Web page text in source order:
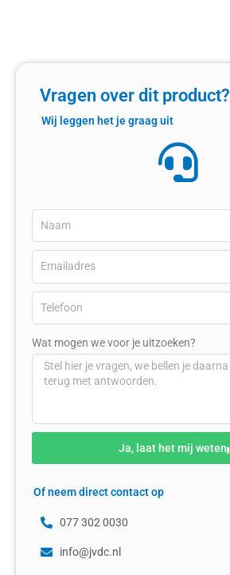
Vragen over dit product?
Wij leggen het je graag uit
Wat mogen we voor je uitzoeken?
Ja, laat het mij weten
Of neem direct contact op
077 302 0030
info@jvdc.nl